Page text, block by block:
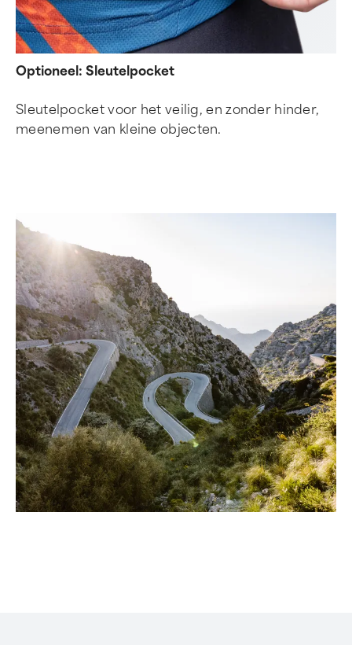
Optioneel: Sleutelpocket
Sleutelpocket voor het veilig, en zonder hinder,
meenemen van kleine objecten.